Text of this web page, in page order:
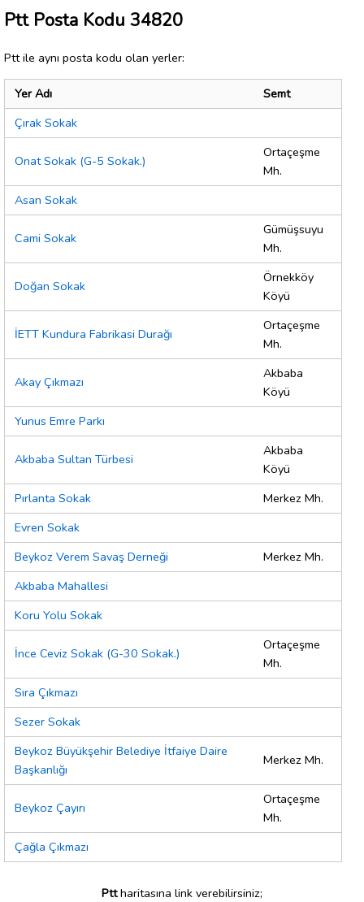
Ptt Posta Kodu 34820
Ptt ile aynı posta kodu olan yerler:
Yer Adı
Semt
Çırak Sokak
Onat Sokak (G-5 Sokak.)
Ortaçeşme
Mh.
Asan Sokak
Cami Sokak
Gümüşsuyu
Mh.
Doğan Sokak
Örnekköy
Köyü
İETT Kundura Fabrikasi Durağı
Ortaçeşme
Mh.
Akay Çıkmazı
Akbaba
Köyü
Yunus Emre Parkı
Akbaba Sultan Türbesi
Akbaba
Köyü
Pırlanta Sokak
Merkez Mh.
Evren Sokak
Beykoz Verem Savaş Derneği
Merkez Mh.
Akbaba Mahallesi
Koru Yolu Sokak
İnce Ceviz Sokak (G-30 Sokak.)
Ortaçeşme
Mh.
Sıra Çıkmazı
Sezer Sokak
Beykoz Büyükşehir Belediye İtfaiye Daire
Başkanlığı
Merkez Mh.
Beykoz Çayırı
Ortaçeşme
Mh.
Çağla Çıkmazı
Pttharitasına link verebilirsiniz;